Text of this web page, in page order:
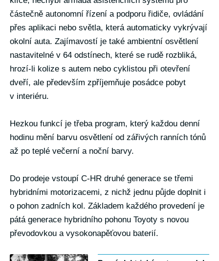
částečně autonomní řízení a podporu řidiče, ovládání
přes aplikaci nebo světla, která automaticky vykrývají
okolní auta. Zajímavostí je také ambientní osvětlení
nastavitelné v 64 odstínech, které se rudě rozbliká,
hrozí-li kolize s autem nebo cyklistou při otevření
dveří, ale především zpříjemňuje posádce pobyt
v interiéru.
Hezkou funkcí je třeba program, který každou denní
hodinu mění barvu osvětlení od zářivých ranních tónů
až po teplé večerní a noční barvy.
Do prodeje vstoupí C-HR druhé generace se třemi
hybridními motorizacemi, z nichž jednu půjde doplnit i
o pohon zadních kol. Základem každého provedení je
pátá generace hybridního pohonu Toyoty s novou
převodovkou a vysokonapěťovou baterií.